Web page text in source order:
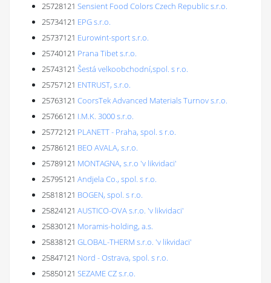
25728121 Sensient Food Colors Czech Republic s.r.o.
25734121 EPG s.r.o.
25737121 Eurowint-sport s.r.o.
25740121 Prana Tibet s.r.o.
25743121 Šestá velkoobchodní,spol. s r.o.
25757121 ENTRUST, s.r.o.
25763121 CoorsTek Advanced Materials Turnov s.r.o.
25766121 I.M.K. 3000 s.r.o.
25772121 PLANETT - Praha, spol. s r.o.
25786121 BEO AVALA, s.r.o.
25789121 MONTAGNA, s.r.o 'v likvidaci'
25795121 Andjela Co., spol. s r.o.
25818121 BOGEN, spol. s r.o.
25824121 AUSTICO-OVA s.r.o. 'v likvidaci'
25830121 Moramis-holding, a.s.
25838121 GLOBAL-THERM s.r.o. 'v likvidaci'
25847121 Nord - Ostrava, spol. s r.o.
25850121 SEZAME CZ s.r.o.